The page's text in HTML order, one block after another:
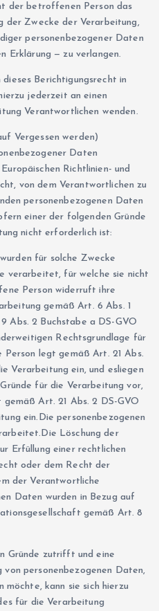
der betroffenen Person das
der Zwecke der Verarbeitung,
personenbezogener Daten
Erklärung — zu verlangen.
Berichtigungsrecht in
jederzeit an einen
Verantwortlichen wenden.
Vergessen werden)
Daten
Richtlinien- und
von dem Verantwortlichen zu
personenbezogenen Daten
einer der folgenden Gründe
nicht erforderlich ist:
für solche Zwecke
verarbeitet, für welche sie nicht
Person widerruft ihre
gemäß Art. 6 Abs. 1
Abs. 2 Buchstabe a DS-GVO
Rechtsgrundlage für
legt gemäß Art. 21 Abs.
Verarbeitung ein, und esliegen
für die Verarbeitung vor,
Art. 21 Abs. 2 DS-GVO
ein.Die personenbezogenen
Löschung der
Erfüllung einer rechtlichen
oder dem Recht der
der Verantwortliche
Daten wurden in Bezug auf
gemäß Art. 8
Gründe zutrifft und eine
personenbezogenen Daten,
möchte, kann sie sich hierzu
für die Verarbeitung